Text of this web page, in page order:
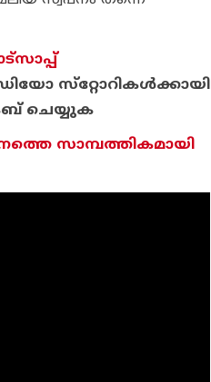
സ്‌റ്റോറികള്‍ക്കായി
ചെയ്യുക
സാമ്പത്തികമായി